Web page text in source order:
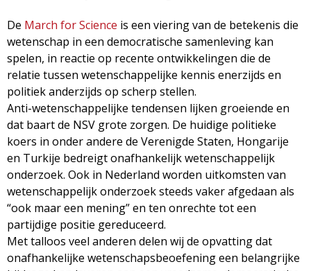
M
a
g
a
z
i
n
e
De March for Science is een viering van de betekenis die
wetenschap in een democratische samenleving kan
spelen, in reactie op recente ontwikkelingen die de
relatie tussen wetenschappelijke kennis enerzijds en
politiek anderzijds op scherp stellen.
Anti-wetenschappelijke tendensen lijken groeiende en
dat baart de NSV grote zorgen. De huidige politieke
koers in onder andere de Verenigde Staten, Hongarije
en Turkije bedreigt onafhankelijk wetenschappelijk
onderzoek. Ook in Nederland worden uitkomsten van
wetenschappelijk onderzoek steeds vaker afgedaan als
“ook maar een mening” en ten onrechte tot een
partijdige positie gereduceerd.
Met talloos veel anderen delen wij de opvatting dat
onafhankelijke wetenschapsbeoefening een belangrijke